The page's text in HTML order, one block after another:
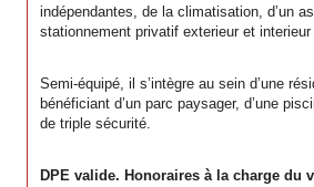
indépendantes, de la climatisation, d’un
stationnement privatif exterieur et interieur
Semi-équipé, il s’intègre au sein d’une
bénéficiant d’un parc paysager, d’une
de triple sécurité.
DPE valide. Honoraires à la charge du